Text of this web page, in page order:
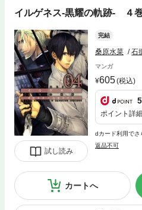
イルゲネス-黒耀の軌跡- ４
試し読み
完結
桑原水菜 石
マンガ
605(税込)
5
ポイント詳細
dカード利用で
返品不可
カートへ